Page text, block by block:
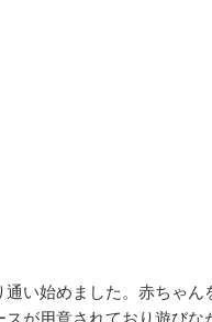
い始めました。赤ちゃん
が用意されており遊び